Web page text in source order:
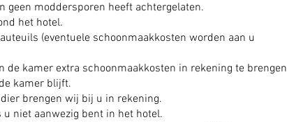
geen moddersporen heeft achtergelaten.
het hotel.
(eventuele schoonmaakkosten worden aan u
kamer extra schoonmaakkosten in rekening te brengen
kamer blijft.
brengen wij bij u in rekening.
niet aanwezig bent in het hotel.